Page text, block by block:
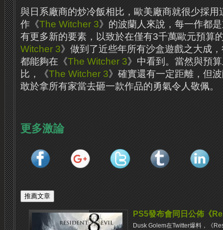
與日系廠商的炒冷飯相比，歐美廠商就很少採用
作《The Witcher 3》的波蘭人來說，每一作都
有更多新的要素，以致於在僅有3千萬歐元預算
Witcher 3》做到了近些年所有沙盒遊戲之大成
都能夠在《The Witcher 3》中看到。當然與預
比，《The Witcher 3》確實還有一定距離，但
敢於拿所有家當去砸一款作品的勇氣令人敬佩。
更多激論
PS5發布會同日公佈《
Dusk Golem在Twitter爆料，《